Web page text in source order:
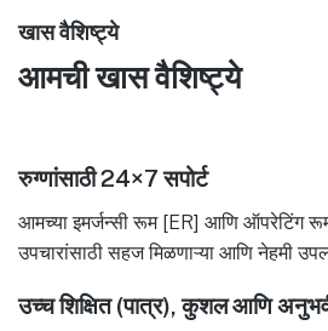
खास वैशिष्ट्ये
आमची खास वैशिष्ट्ये
रुग्णांसाठी 24×7 सपोर्ट
आमच्या इमर्जन्सी रूम [ER] आणि ऑपरेटिंग
उपचारांसाठी सहज मिळणाऱ्या आणि नेहमी
उच्च शिक्षित (पात्र), कुशल आणि